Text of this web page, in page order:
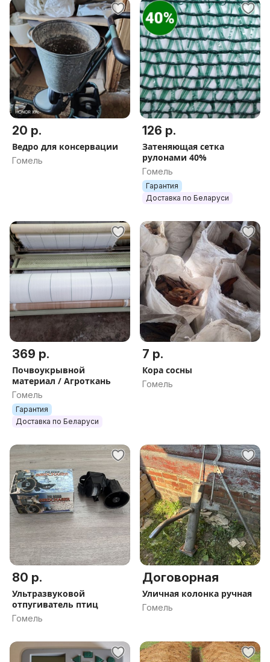
20 р.
Ведро для консервации
Гомель
126 р.
Затеняющая сетка
рулонами 40%
Гомель
Гарантия
Доставка по Беларуси
369 р.
Почвоукрывной
материал / Агроткань
Гомель
Гарантия
Доставка по Беларуси
7 р.
Кора сосны
Гомель
80 р.
Ультразвуковой
отпугиватель птиц
Гомель
Договорная
Уличная колонка ручная
Гомель